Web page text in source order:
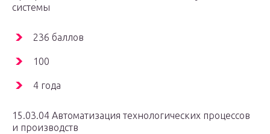
системы
236 баллов
100
4 года
15.03.04 Автоматизация технологических процессов
и производств